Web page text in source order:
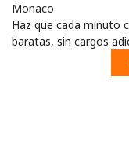
Monaco
Haz que cada minuto
baratas, sin cargos